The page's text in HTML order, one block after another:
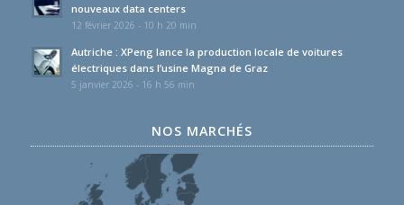
nouveaux data centers
12 février 2026 - 10 h 20 min
Autriche : XPeng lance la production locale de voitures
électriques dans l’usine Magna de Graz
5 janvier 2026 - 16 h 56 min
NOS MARCHÉS